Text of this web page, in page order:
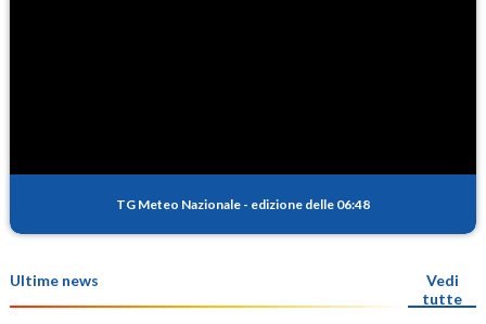
TG Meteo Nazionale - edizione delle 06:48
Ultime news
Vedi
tutte